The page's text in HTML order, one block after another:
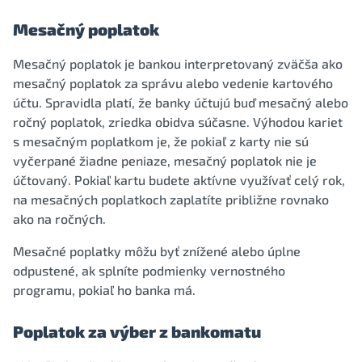
Mesačný poplatok
Mesačný poplatok je bankou interpretovaný zväčša ako
mesačný poplatok za správu alebo vedenie kartového
účtu. Spravidla platí, že banky účtujú buď mesačný alebo
ročný poplatok, zriedka obidva súčasne. Výhodou kariet
s mesačným poplatkom je, že pokiaľ z karty nie sú
vyčerpané žiadne peniaze, mesačný poplatok nie je
účtovaný. Pokiaľ kartu budete aktívne využívať celý rok,
na mesačných poplatkoch zaplatíte približne rovnako
ako na ročných.
Mesačné poplatky môžu byť znížené alebo úplne
odpustené, ak splníte podmienky vernostného
programu, pokiaľ ho banka má.
Poplatok za výber z bankomatu